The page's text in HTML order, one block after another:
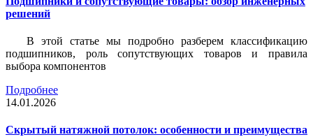
решений
В этой статье мы подробно разберем классификацию
подшипников, роль сопутствующих товаров и правила
выбора компонентов
Подробнее
14.01.2026
Скрытый натяжной потолок: особенности и преимущества